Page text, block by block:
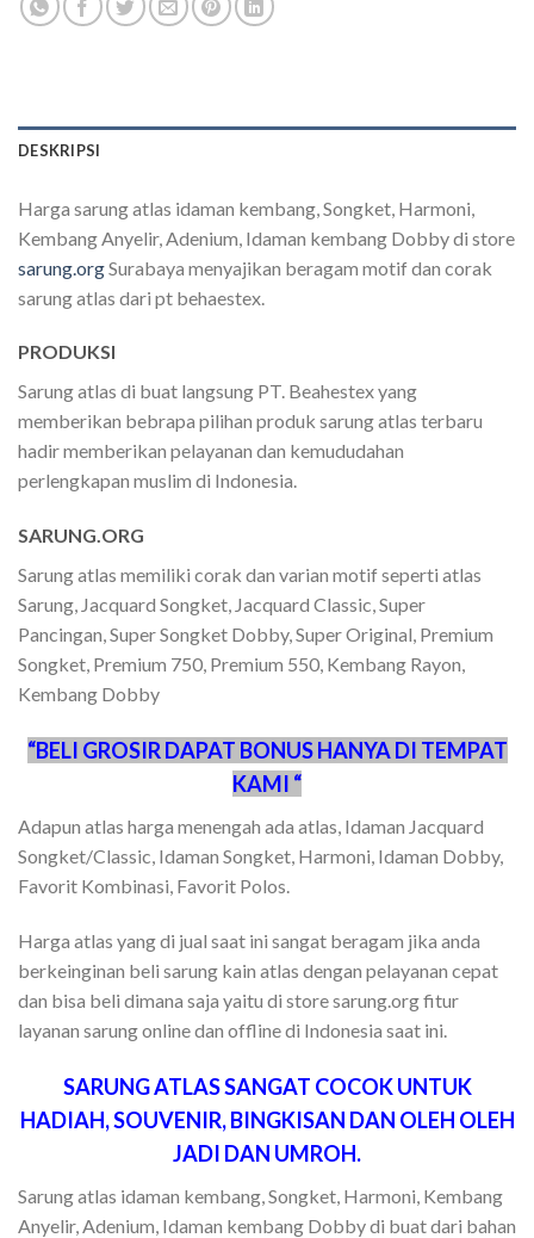
DESKRIPSI
Harga sarung atlas idaman kembang, Songket, Harmoni,
Kembang Anyelir, Adenium, Idaman kembang Dobby di store
sarung.orgSurabaya menyajikan beragam motif dan corak
sarung atlas dari pt behaestex.
PRODUKSI
Sarung atlas di buat langsung PT. Beahestex yang
memberikan bebrapa pilihan produk sarung atlas terbaru
hadir memberikan pelayanan dan kemududahan
perlengkapan muslim di Indonesia.
SARUNG.ORG
Sarung atlas memiliki corak dan varian motif seperti atlas
Sarung, Jacquard Songket, Jacquard Classic, Super
Pancingan, Super Songket Dobby, Super Original, Premium
Songket, Premium 750, Premium 550, Kembang Rayon,
Kembang Dobby
“BELI GROSIR DAPAT BONUS HANYA DI TEMPAT
KAMI “
Adapun atlas harga menengah ada atlas, Idaman Jacquard
Songket/Classic, Idaman Songket, Harmoni, Idaman Dobby,
Favorit Kombinasi, Favorit Polos.
Harga atlas yang di jual saat ini sangat beragam jika anda
berkeinginan beli sarung kain atlas dengan pelayanan cepat
dan bisa beli dimana saja yaitu di store sarung.org fitur
layanan sarung online dan offline di Indonesia saat ini.
SARUNG ATLAS SANGAT COCOK UNTUK
HADIAH, SOUVENIR, BINGKISAN DAN OLEH OLEH
JADI DAN UMROH.
Sarung atlas idaman kembang, Songket, Harmoni, Kembang
Anyelir, Adenium, Idaman kembang Dobby di buat dari bahan